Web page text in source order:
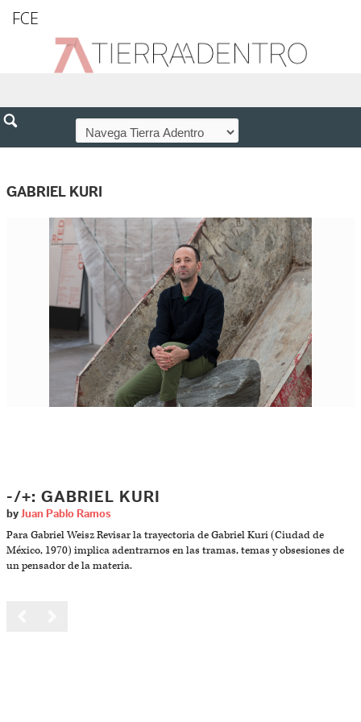
FCE
GABRIEL KURI
-/+: GABRIEL KURI
by Juan Pablo Ramos
Para Gabriel Weisz Revisar la trayectoria de Gabriel Kuri (Ciudad de
México, 1970) implica adentrarnos en las tramas, temas y obsesiones de
un pensador de la materia.